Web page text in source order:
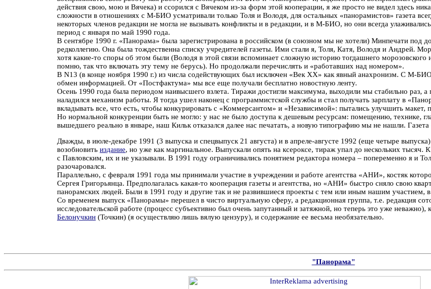
действия свою, мою и Вячека) и ссорился с Вячеком из-за форм этой кооперации, я же просто не видел здесь
сложности в отношениях с М-БИО усматривали только Толя и Володя, для остальных «панорамистов» газета
некоторых членов редакции не могла не вызывать конфликты и в редакции, и в М-БИО, но они всегда
период с января по май 1990 года.
В сентябре 1990 г. «Панорама» была зарегистрирована в российском (в союзном мы не хотели) Минпечати под
редколлегию. Она была тождественна списку учредителей газеты. Ими стали я, Толя, Катя, Володя и Андрей.
хотя какие-то споры об этом были (Володя в этой связи вспоминает сложную историю тогдашнего
помню, так что включать эту тему не берусь). Но продолжали перечислять и «работавших над номером».
В N13 (в конце ноября 1990 г.) из числа содействующих был исключен «Век ХХ» как явный анахронизм. С М-
обмен информацией. От «Постфактума» мы все еще получали бесплатно новостную ленту.
Осень 1990 года была периодом наивысшего взлета. Тиражи достигли максимума, выходили мы стабильно раз, а
наладился механизм работы. Я тогда ушел наконец с программистской службы и стал получать зарплату в
вкладывать все, что есть, чтобы конкурировать с «Коммерсантом» и «Независимой»: пытались улучшить макет,
Но нормальной конкуренции быть не могло: у нас не было доступа к дешевым ресурсам: помещению, технике,
вышедшего реально в январе, наш Кильк отказался далее нас печатать, а новую типографию мы не нашли. Газета
Дважды, в июле-декабре 1991 (3 выпуска и спецвыпуск 21 августа) и в апреле-августе 1992 (еще четыре
возобновить издание, но уже как маргинальное. Выпускали опять на ксероксе, тираж упал до нескольких
с Павловским, их и не указывали. В 1991 году ограничивались понятием редактора номера – попеременно я и
разочаровался.
Параллельно, с февраля 1991 года мы принимали участие в учреждении и работе агентства «АНИ», костяк
Сергея Григорьянца. Предполагалась какая-то кооперация газеты и агентства, но «АНИ» быстро сняло свою
панорамских людей. Были в 1991 году и другие так и не развившиеся проекты с тем или иным нашим участием, в
Со временем выпуск «Панорамы» перешел в чисто виртуальную сферу, а редакционная группа, т.е. редакция
исследовательской работе (процесс субъективно был очень запутанный и затяжной, но теперь это уже неважно),
Белонучкин (Точкин) (я осуществляю лишь вялую цензуру), и содержание ее весьма необязательно.
"Панорама"